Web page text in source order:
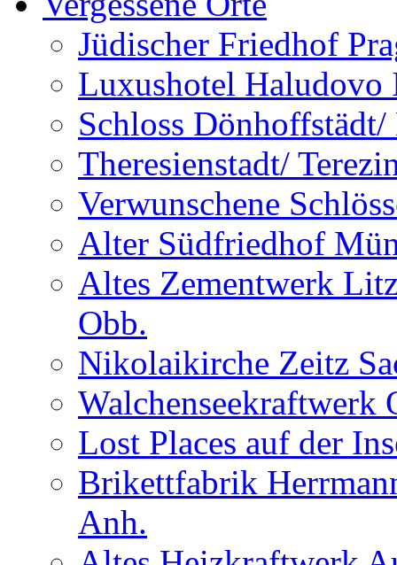
Jüdischer Friedhof
Luxushotel
Schloss Dönhoffstädt/
Theresienstadt/
Verwunschene
Alter Südfriedhof
Altes Zementwerk
Obb.
Nikolaikirche Zeitz
Walchenseekraftwerk
Lost Places auf der
Brikettfabrik
Anh.